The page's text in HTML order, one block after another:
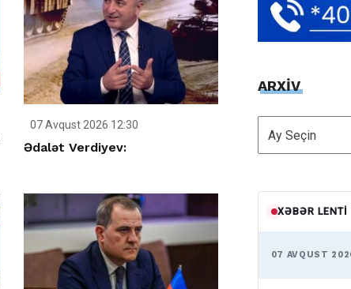
07 Avqust 2026 12:30
Ədalət Verdiyev:
ARXİV
ARXİV
XƏBƏR LENTI
07 AVQUST